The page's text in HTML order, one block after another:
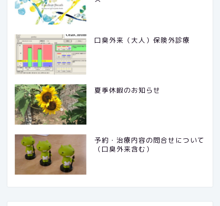
口臭外来（大人）保険外診療
夏季休暇のお知らせ
予約・治療内容の問合せについて
（口臭外来含む）